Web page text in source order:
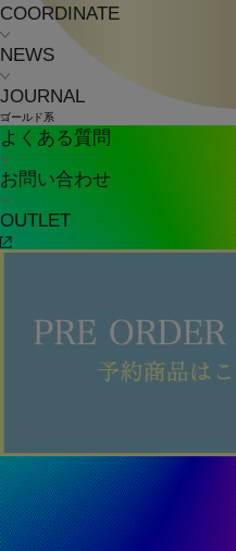
COORDINATE
NEWS
JOURNAL
よくある質問
お問い合わせ
OUTLET
ゴールド系